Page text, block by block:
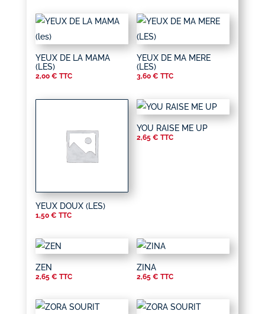
YEUX DE LA MAMA
(LES)
2,00 € TTC
YEUX DE MA MERE
(LES)
3,60 € TTC
YEUX DOUX (LES)
1,50 € TTC
YOU RAISE ME UP
2,65 € TTC
ZEN
2,65 € TTC
ZINA
2,65 € TTC